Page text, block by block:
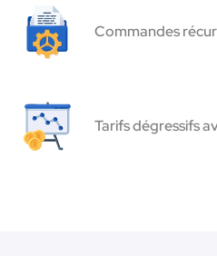
Commandes
Tarifs dégressifs